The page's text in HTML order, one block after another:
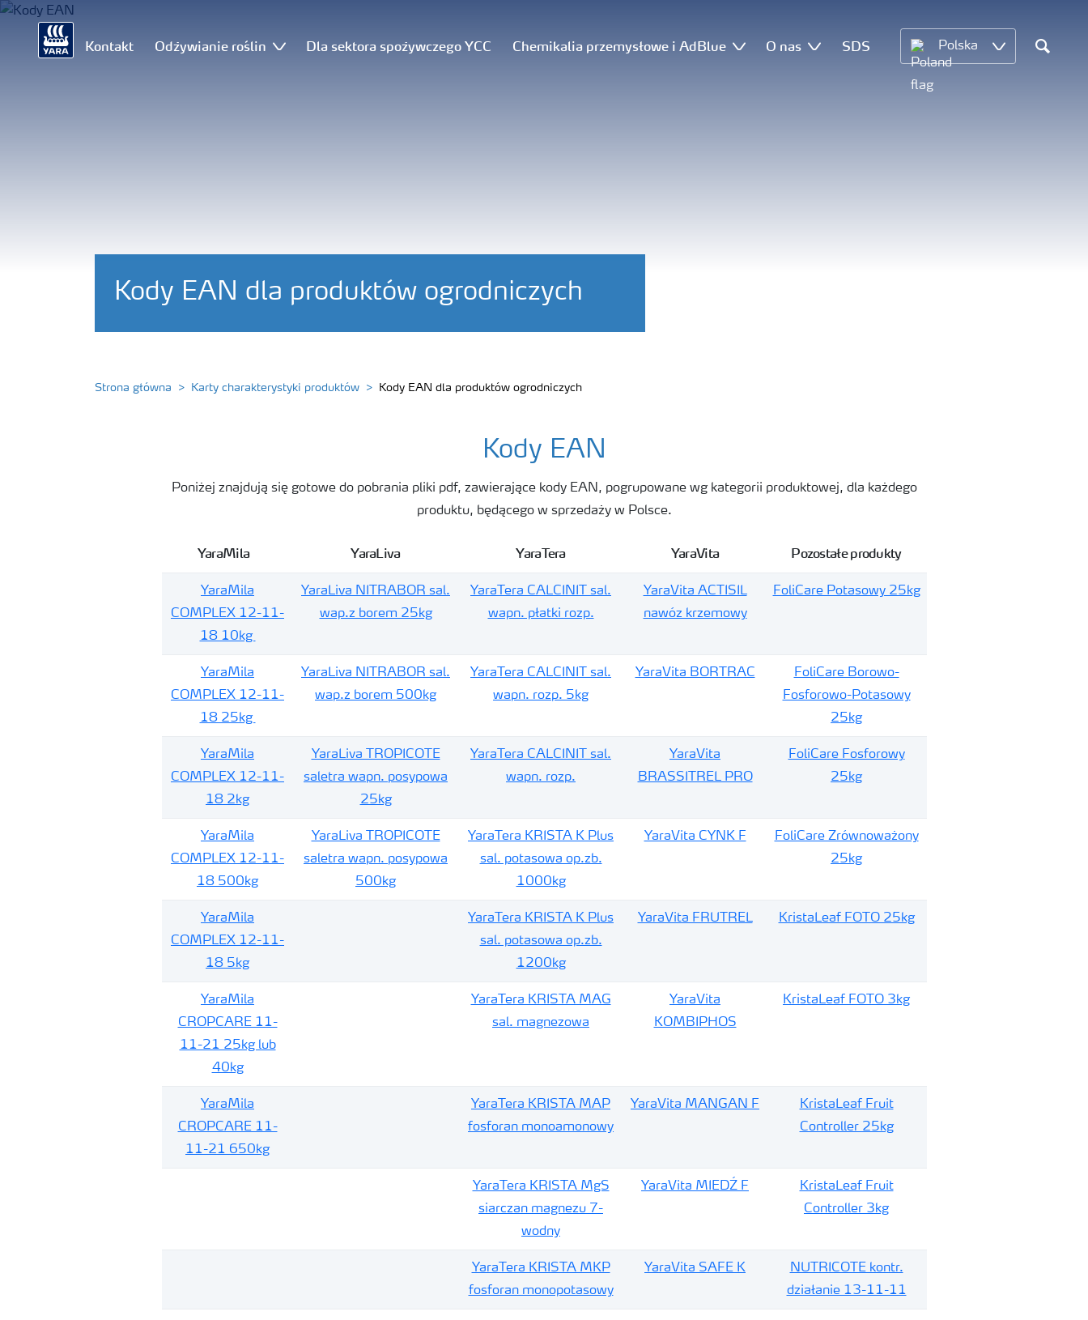
Kontakt Odżywianie roślin Dla sektora spożywczego YCC Chemikalia przemysłowe i AdBlue O nas SDS Polska
Search
Kody EAN dla produktów ogrodniczych
Strona główna Karty charakterystyki produktów Kody EAN dla produktów ogrodniczych
Kody EAN
Poniżej znajdują się gotowe do pobrania pliki pdf, zawierające kody EAN, pogrupowane wg kategorii produktowej, dla każdego
produktu, będącego w sprzedaży w Polsce.
YaraMila YaraLiva YaraTera YaraVita Pozostałe produkty
YaraMila
COMPLEX 12-11-
18 10kg
YaraLiva NITRABOR sal.
wap.z borem 25kg
YaraTera CALCINIT sal.
wapn. płatki rozp.
YaraVita ACTISIL
nawóz krzemowy
FoliCare Potasowy 25kg
YaraMila
COMPLEX 12-11-
18 25kg
YaraLiva NITRABOR sal.
wap.z borem 500kg
YaraTera CALCINIT sal.
wapn. rozp. 5kg
YaraVita BORTRAC
FoliCare Borowo-
Fosforowo-Potasowy
25kg
YaraMila
COMPLEX 12-11-
18 2kg
YaraLiva TROPICOTE
saletra wapn. posypowa
25kg
YaraTera CALCINIT sal.
wapn. rozp.
YaraVita
BRASSITREL PRO
FoliCare Fosforowy
25kg
YaraMila
COMPLEX 12-11-
18 500kg
YaraLiva TROPICOTE
saletra wapn. posypowa
500kg
YaraTera KRISTA K Plus
sal. potasowa op.zb.
1000kg
YaraVita CYNK F
FoliCare Zrównoważony
25kg
YaraMila
COMPLEX 12-11-
18 5kg
YaraTera KRISTA K Plus
sal. potasowa op.zb.
1200kg
YaraVita FRUTREL KristaLeaf FOTO 25kg
YaraMila
CROPCARE 11-
11-21 25kg lub
40kg
YaraTera KRISTA MAG
sal. magnezowa
YaraVita
KOMBIPHOS
KristaLeaf FOTO 3kg
YaraMila
CROPCARE 11-
11-21 650kg
YaraTera KRISTA MAP
fosforan monoamonowy
YaraVita MANGAN F
KristaLeaf Fruit
Controller 25kg
YaraTera KRISTA MgS
siarczan magnezu 7-
wodny
YaraVita MIEDŹ F
KristaLeaf Fruit
Controller 3kg
YaraTera KRISTA MKP
fosforan monopotasowy
YaraVita SAFE K
NUTRICOTE kontr.
działanie 13-11-11